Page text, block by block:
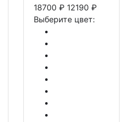
18700 ₽ 12190 ₽
Выберите цвет: